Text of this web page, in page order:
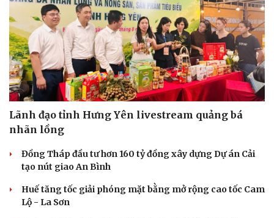
Nhi khoa
Nam khoa
Làm đẹp - giảm cân
Phòng mạch online
Ăn sạch sống khỏe
Lãnh đạo tỉnh Hưng Yên livestream quảng bá
nhãn lồng
Đồng Tháp đầu tư hơn 160 tỷ đồng xây dựng Dự án Cải
tạo nút giao An Bình
Huế tăng tốc giải phóng mặt bằng mở rộng cao tốc Cam
Lộ - La Sơn